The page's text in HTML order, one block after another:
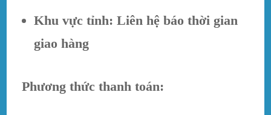
Khu vực tỉnh: Liên hệ báo thời gian
giao hàng
Phương thức thanh toán: